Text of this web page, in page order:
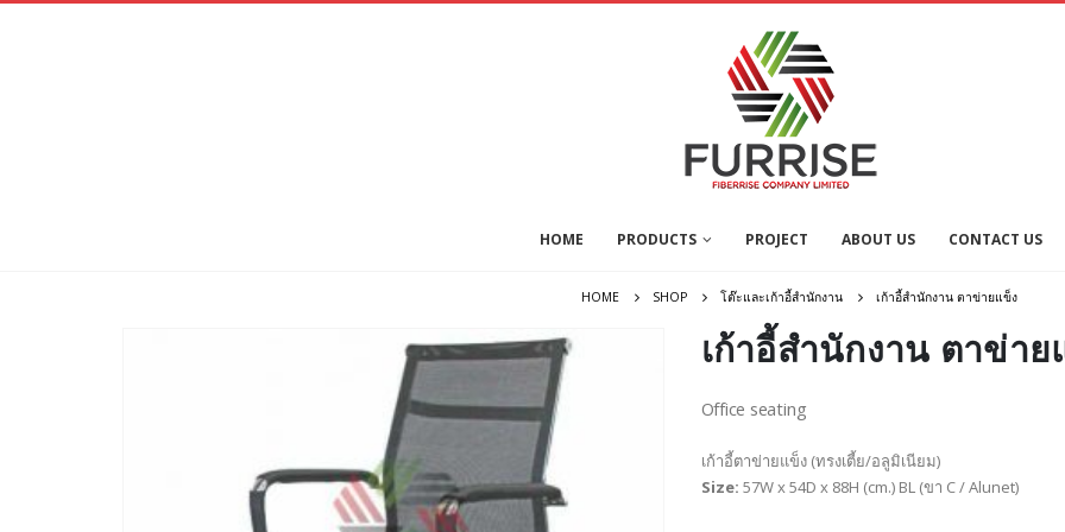
HOME PRODUCTS PROJECT ABOUT US CONTACT US
HOME SHOP โต๊ะและเก้าอี้สำนักงาน เก้าอี้สำนักงาน ตาข่ายแข็ง
เก้าอี้สำนักงาน ตาข่าย
Office seating
เก้าอี้ตาข่ายแข็ง (ทรงเตี้ย/อลูมิเนียม)
Size: 57W x 54D x 88H (cm.) BL (ขา C / Alunet)